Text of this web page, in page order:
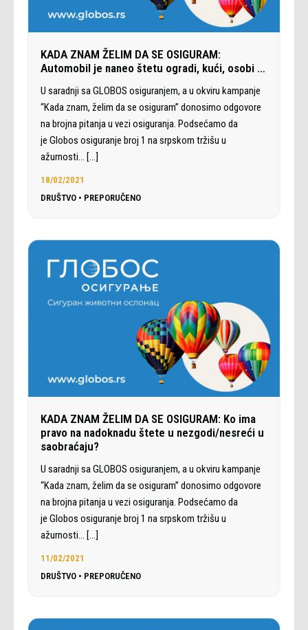
KADA ZNAM ŽELIM DA SE OSIGURAM:
Automobil je naneo štetu ogradi, kući, osobi …
U saradnji sa GLOBOS osiguranjem, a u okviru kampanje
“Kada znam, želim da se osiguram” donosimo odgovore
na brojna pitanja u vezi osiguranja. Podsećamo da
je Globos osiguranje broj 1 na srpskom tržišu u
ažurnosti… […]
18/02/2021
DRUŠTVO • PREPORUČENO
KADA ZNAM ŽELIM DA SE OSIGURAM: Ko ima
pravo na nadoknadu štete u nezgodi/nesreći u
saobraćaju?
U saradnji sa GLOBOS osiguranjem, a u okviru kampanje
“Kada znam, želim da se osiguram” donosimo odgovore
na brojna pitanja u vezi osiguranja. Podsećamo da
je Globos osiguranje broj 1 na srpskom tržišu u
ažurnosti… […]
11/02/2021
DRUŠTVO • PREPORUČENO